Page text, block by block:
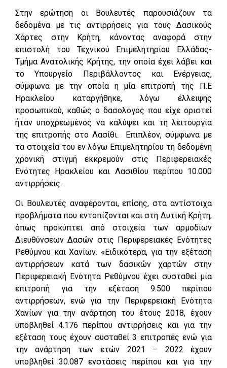
Στην ερώτηση οι Βουλευτές παρουσιάζουν τα
δεδομένα με τις αντιρρήσεις για τους Δασικούς
Χάρτες στην Κρήτη, κάνοντας αναφορά στην
επιστολή του Τεχνικού Επιμελητηρίου Ελλάδας-
Τμήμα Ανατολικής Κρήτης, την οποία έχει λάβει και
το Υπουργείο Περιβάλλοντος και Ενέργειας,
σύμφωνα με την οποία η μία επιτροπή της Π.Ε
Ηρακλείου καταργήθηκε, λόγω έλλειψης
προσωπικού, καθώς ο δασολόγος που είχε οριστεί
ήταν υποχρεωμένος να καλύψει και τη λειτουργία
της επιτροπής στο Λασίθι. Επιπλέον, σύμφωνα με
τα στοιχεία του εν λόγω Επιμελητηρίου τη δεδομένη
χρονική στιγμή εκκρεμούν στις Περιφερειακές
Ενότητες Ηρακλείου και Λασιθίου περίπου 10.000
αντιρρήσεις.
Οι Βουλευτές αναφέρονται, επίσης, στα αντίστοιχα
προβλήματα που εντοπίζονται και στη Δυτική Κρήτη,
όπως προκύπτει από στοιχεία των αρμοδίων
Διευθύνσεων Δασών στις Περιφερειακές Ενότητες
Ρεθύμνου και Χανίων. «Ειδικότερα, για την εξέταση
αντιρρήσεων κατά των δασικών χαρτών στην
Περιφερειακή Ενότητα Ρεθύμνου έχει συσταθεί μία
επιτροπή για την εξέταση 9.500 περίπου
αντιρρήσεων, ενώ για την Περιφερειακή Ενότητα
Χανίων για την ανάρτηση του έτους 2018, έχουν
υποβληθεί 4.176 περίπου αντιρρήσεις και για την
εξέταση τους έχουν συσταθεί 3 επιτροπές ενώ για
την ανάρτηση των ετών 2021 – 2022 έχουν
υποβληθεί 30.087 ενστάσεις περίπου και για την